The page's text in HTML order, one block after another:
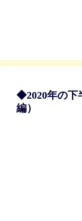
◆2020年の下
編）